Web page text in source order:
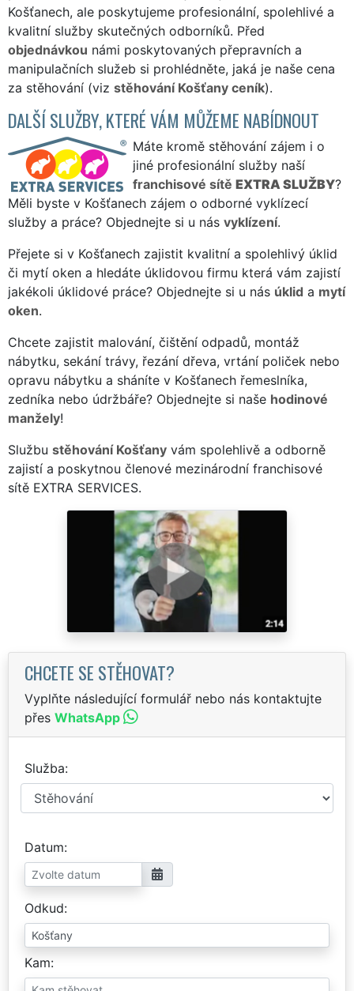
Košťanech, ale poskytujeme profesionální, spolehlivé a
kvalitní služby skutečných odborníků. Před
objednávkou námi poskytovaných přepravních a
manipulačních služeb si prohlédněte, jaká je naše cena
za stěhování (viz stěhování Košťany ceník).
DALŠÍ SLUŽBY, KTERÉ VÁM MŮŽEME NABÍDNOUT
Máte kromě stěhování zájem i o
jiné profesionální služby naší
franchisové sítě EXTRA SLUŽBY?
Měli byste v Košťanech zájem o odborné vyklízecí
služby a práce? Objednejte si u nás vyklízení.
Přejete si v Košťanech zajistit kvalitní a spolehlivý úklid
či mytí oken a hledáte úklidovou firmu která vám zajistí
jakékoli úklidové práce? Objednejte si u nás úklid a mytí
oken.
Chcete zajistit malování, čištění odpadů, montáž
nábytku, sekání trávy, řezání dřeva, vrtání poliček nebo
opravu nábytku a sháníte v Košťanech řemeslníka,
zedníka nebo údržbáře? Objednejte si naše hodinové
manžely!
Službu stěhování Košťany vám spolehlivě a odborně
zajistí a poskytnou členové mezinárodní franchisové
sítě EXTRA SERVICES.
CHCETE SE STĚHOVAT?
Vyplňte následující formulář nebo nás kontaktujte
přes WhatsApp
Služba
Datum
Odkud
Kam